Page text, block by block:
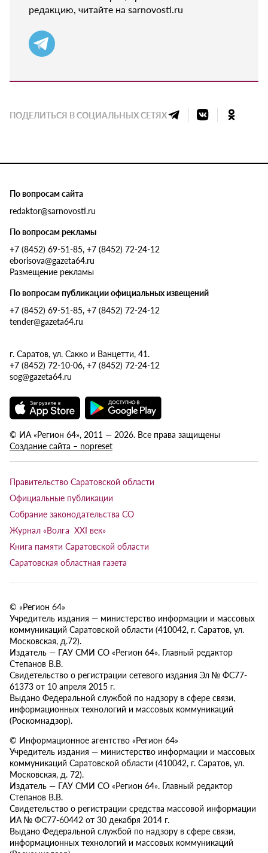
редакцию, читайте на sarnovosti.ru
ПОДЕЛИТЬСЯ В СОЦИАЛЬНЫХ СЕТЯХ
По вопросам сайта
redaktor@sarnovosti.ru
По вопросам рекламы
+7 (8452) 69-51-85, +7 (8452) 72-24-12
eborisova@gazeta64.ru
Размещение рекламы
По вопросам публикации официальных извещений
+7 (8452) 69-51-85, +7 (8452) 72-24-12
tender@gazeta64.ru
г. Саратов, ул. Сакко и Ванцетти, 41.
+7 (8452) 72-10-06, +7 (8452) 72-24-12
sog@gazeta64.ru
© ИА «Регион 64», 2011 — 2026. Все права защищены
Создание сайта – nopreset
Правительство Саратовской области
Официальные публикации
Собрание законодательства СО
Журнал «Волга XXI век»
Книга памяти Саратовской области
Саратовская областная газета
© «Регион 64»
Учредитель издания — министерство информации и массовых
коммуникаций Саратовской области (410042, г. Саратов, ул.
Московская, д.72).
Издатель — ГАУ СМИ СО «Регион 64». Главный редактор
Степанов В.В.
Свидетельство о регистрации сетевого издания Эл № ФС77-
61373 от 10 апреля 2015 г.
Выдано Федеральной службой по надзору в сфере связи,
информационных технологий и массовых коммуникаций
(Роскомнадзор).
© Информационное агентство «Регион 64»
Учредитель издания — министерство информации и массовых
коммуникаций Саратовской области (410042, г. Саратов, ул.
Московская, д. 72).
Издатель — ГАУ СМИ СО «Регион 64». Главный редактор
Степанов В.В.
Свидетельство о регистрации средства массовой информации
ИА № ФС77-60442 от 30 декабря 2014 г.
Выдано Федеральной службой по надзору в сфере связи,
информационных технологий и массовых коммуникаций